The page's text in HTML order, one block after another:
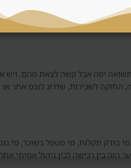
תשלומים, סטנדרט גמר ומוניטין.
יכול להפוך לעסקה חלשה.
תשואה יפה אבל קשה לצאת מהם,
לשכירות, שדרוג לנכס אחר או
בודק תקלות, מי מטפל בשוכר, מי
בין רכישה לבין ניהול אמיתי